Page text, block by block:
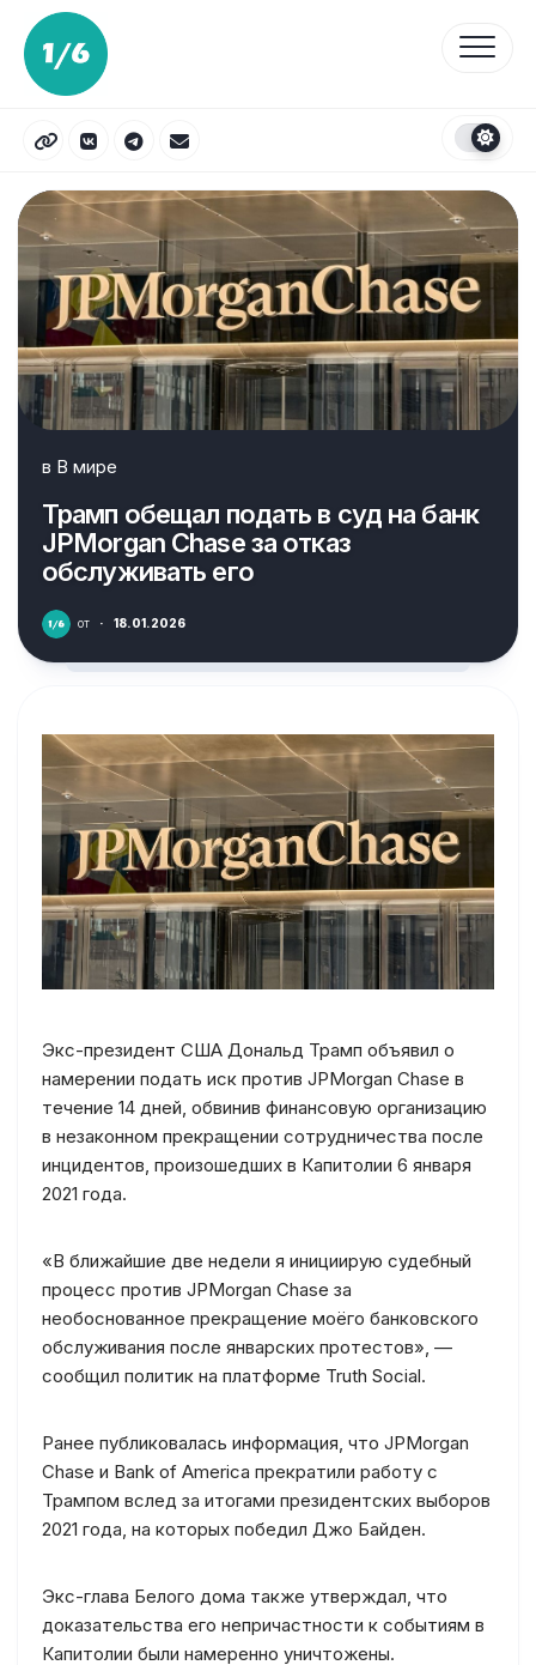
Перейти
содержанию
в В мире
Трамп обещал подать в суд на банк
JPMorgan Chase за отказ
обслуживать его
от · 18.01.2026
Экс-президент США Дональд Трамп объявил о
намерении подать иск против JPMorgan Chase в
течение 14 дней, обвинив финансовую организацию
в незаконном прекращении сотрудничества после
инцидентов, произошедших в Капитолии 6 января
2021 года.
«В ближайшие две недели я инициирую судебный
процесс против JPMorgan Chase за
необоснованное прекращение моёго банковского
обслуживания после январских протестов», —
сообщил политик на платформе Truth Social.
Ранее публиковалась информация, что JPMorgan
Chase и Bank of America прекратили работу с
Трампом вслед за итогами президентских выборов
2021 года, на которых победил Джо Байден.
Экс-глава Белого дома также утверждал, что
доказательства его непричастности к событиям в
Капитолии были намеренно уничтожены.